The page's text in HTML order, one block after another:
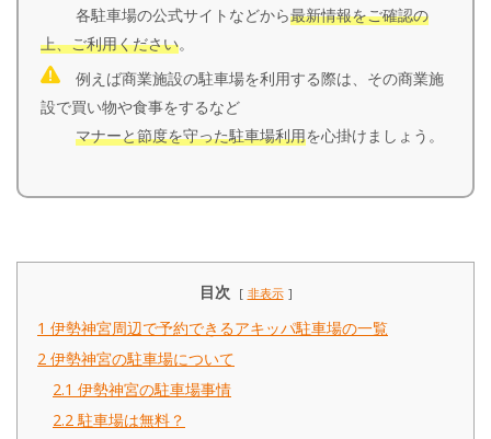
各駐車場の公式サイトなどから最新情報をご確認の
上、ご利用ください。
例えば商業施設の駐車場を利用する際は、その商業施
設で買い物や食事をするなど
マナーと節度を守った駐車場利用を心掛けましょう。
目次 非表示
1 伊勢神宮周辺で予約できるアキッパ駐車場の一覧
2 伊勢神宮の駐車場について
2.1 伊勢神宮の駐車場事情
2.2 駐車場は無料？